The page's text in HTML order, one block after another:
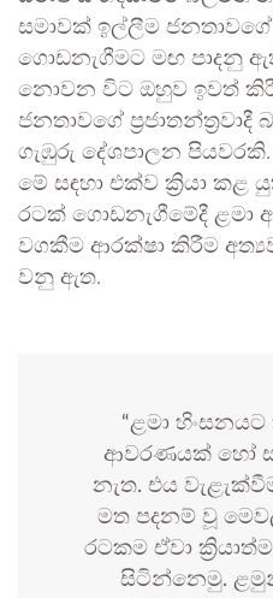
සමාවක් ඉල්ලීම
ගොඩනැගීමට මඟ පාදනු
නොවන විට ඔහුව ඉවත්
ජනතාවගේ
ගැඹුරු දේශපාලන
මේ සඳහා එක්ව ක්‍රියා කළ
රටක් ගොඩනැගීමේදී ළමා
වගකීම ආරක්ෂා කිරීම
වනු ඇත.
“ළමා
ආවරණයක් හෝ
නැත. එය
මත පදනම් වූ
රටකම ඒවා
සිටින්නෙමු.